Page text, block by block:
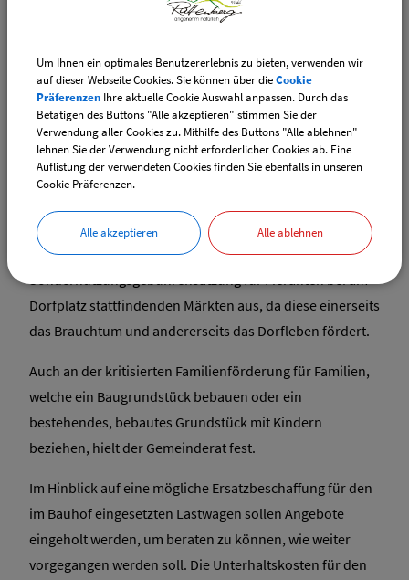
Entwurf der Haushaltssatzung für das Jahr 2025 vor und
Auch nahm sie Bezug auf die Bildung der Rücklage und
die generellen finanziellen Mittel. Im Anschluss wurden
der Haushaltsplan, die Haushaltssatzung sowie der
Finanzplan und das Investitionsprogramm vom
Gemeinderat beschlossen.
Gemeinderat entgegen der Empfehlung der
Rechnungsprüfung einstimmig gegen den Erlass einer
Sondernutzungsgebührensatzung für Fieranten bei am
Dorfplatz stattfindenden Märkten aus, da diese einerseits
das Brauchtum und andererseits das Dorfleben fördert.
Auch an der kritisierten Familienförderung für Familien,
welche ein Baugrundstück bebauen oder ein
bestehendes, bebautes Grundstück mit Kindern
beziehen, hielt der Gemeinderat fest.
Im Hinblick auf eine mögliche Ersatzbeschaffung für den
im Bauhof eingesetzten Lastwagen sollen Angebote
eingeholt werden, um beraten zu können, wie weiter
vorgegangen werden soll. Die Unterhaltskosten für den
Um Ihnen ein optimales Benutzererlebnis zu bieten, verwenden wir
auf dieser Webseite Cookies. Sie können über dieCookie
Präferenzen Ihre aktuelle Cookie Auswahl anpassen. Durch das
Betätigen des Buttons "Alle akzeptieren" stimmen Sie der
Verwendung aller Cookies zu. Mithilfe des Buttons "Alle ablehnen"
lehnen Sie der Verwendung nicht erforderlicher Cookies ab. Eine
Auflistung der verwendeten Cookies finden Sie ebenfalls in unseren
Cookie Präferenzen.
Alle akzeptieren Alle ablehnen